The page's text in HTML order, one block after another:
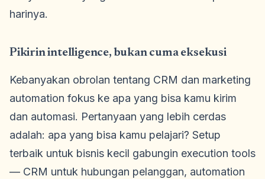
harinya.
Pikirin intelligence, bukan cuma eksekusi
Kebanyakan obrolan tentang CRM dan marketing
automation fokus ke apa yang bisa kamu kirim
dan automasi. Pertanyaan yang lebih cerdas
adalah: apa yang bisa kamu pelajari? Setup
terbaik untuk bisnis kecil gabungin execution tools
— CRM untuk hubungan pelanggan, automation